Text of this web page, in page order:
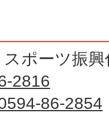
ポーツ振興
2816
86-2854